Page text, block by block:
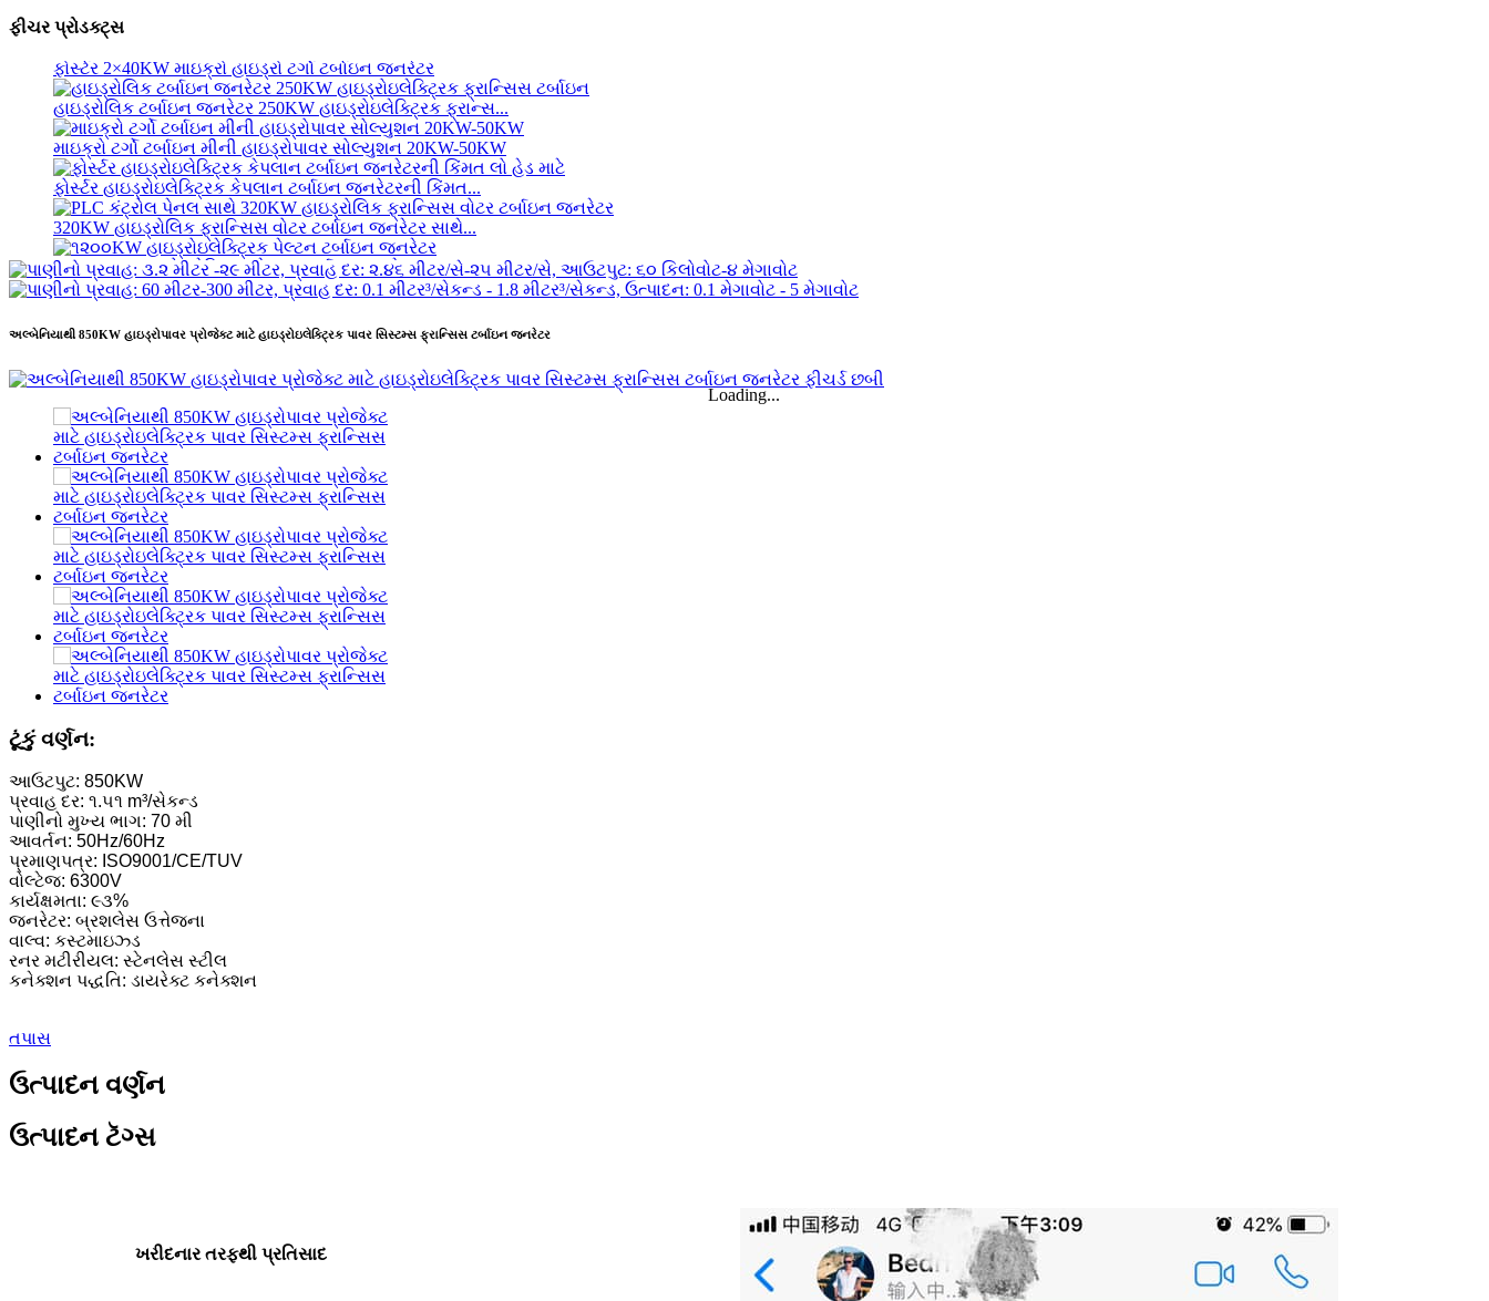
ફીચર પ્રોડક્ટ્સ
નાનું 10kW 12kW 15kW 20kW માઇક્રો હાઇડ્રો ફિક્સ્ડ બ્લેડ કા...
ફોર્સ્ટર 2×40KW માઇક્રો હાઇડ્રો ટર્ગો ટર્બાઇન જનરેટર
હાઇડ્રોલિક ટર્બાઇન જનરેટર 250KW હાઇડ્રોઇલેક્ટ્રિક ફ્રાન્સ...
માઇક્રો ટર્ગો ટર્બાઇન મીની હાઇડ્રોપાવર સોલ્યુશન 20KW-50KW
ફોર્સ્ટર હાઇડ્રોઇલેક્ટ્રિક કેપલાન ટર્બાઇન જનરેટરની કિંમત...
320KW હાઇડ્રોલિક ફ્રાન્સિસ વોટર ટર્બાઇન જનરેટર સાથે...
૧૨૦૦KW હાઇડ્રોઇલેક્ટ્રિક પેલ્ટન ટર્બાઇન જનરેટર
વૈકલ્પિક ઉર્જા હાઇડ્રોઇલેક્ટ્રિક જનરેટર 500KW ફ્રેમવર્ક...
ઓછી સિવિલ બાંધકામ કિંમત ઉચ્ચ કાર્યક્ષમતા ઓછી ગરમી...
20 ફૂટ 250KWh 582KWh કન્ટેનરાઇઝ્ડ લિથિયમ-આયન બેટરી...
નાનું 10kW 12kW 15kW 20kW માઇક્રો હાઇડ્રો ફિક્સ્ડ બ્લેડ કા...
ફોર્સ્ટર 2×40KW માઇક્રો હાઇડ્રો ટર્ગો ટર્બાઇન જનરેટર
હાઇડ્રોલિક પ્રોપેલર ટર્બાઇન 100kW કેપલાન ટર્બાઇન જનરલ...
2200kW હાઇડ્રો પાવર પેલ્ટન વોટર વ્હીલ ટર્બાઇન જનરેટર
નાના કેપલાન ટર્બાઇન 10KW 12KW 15KW માઇક્રો હાઇડ્રોપાવર...
હાઇડ્રોઇલેક્ટ્રિક સાધનો ઉત્પાદક હાઇડ્રોલિક ફ્રાન્સ...
હાઇડ્રોઇલેક્ટ્રિક પાવર સિસ્ટમ્સ ફ્રાન્સિસ ટર્બાઇન જનરેટર...
100KW 500KW 1MW 2MW હાઇડ્રોલિક ફ્રાન્સિસ ટર્બાઇન કિંમત...
હાઇડ્રોલિક ટર્બાઇન જનરેટર 250KW હાઇડ્રોઇલેક્ટ્રિક ફ્રાન્સ...
માઇક્રો ટર્ગો ટર્બાઇન મીની હાઇડ્રોપાવર સોલ્યુશન 20KW-50KW
ફોર્સ્ટર હાઇડ્રોઇલેક્ટ્રિક કેપલાન ટર્બાઇન જનરેટરની કિંમત...
320KW હાઇડ્રોલિક ફ્રાન્સિસ વોટર ટર્બાઇન જનરેટર સાથે...
૧૨૦૦KW હાઇડ્રોઇલેક્ટ્રિક પેલ્ટન ટર્બાઇન જનરેટર
વૈકલ્પિક ઉર્જા હાઇડ્રોઇલેક્ટ્રિક જનરેટર 500KW ફ્રેમવર્ક...
ઓછી સિવિલ બાંધકામ કિંમત ઉચ્ચ કાર્યક્ષમતા ઓછી ગરમી...
ફોર્સ્ટર 2×40KW માઇક્રો હાઇડ્રો ટર્ગો ટર્બાઇન જનરેટર
હાઇડ્રોલિક ટર્બાઇન જનરેટર 250KW હાઇડ્રોઇલેક્ટ્રિક ફ્રાન્સ...
320KW હાઇડ્રોલિક ફ્રાન્સિસ વોટર ટર્બાઇન જનરેટર સાથે...
અલ્બેનિયાથી 850KW હાઇડ્રોપાવર પ્રોજેક્ટ માટે હાઇડ્રોઇલેક્ટ્રિક પાવર સિસ્ટમ્સ ફ્રાન્સિસ ટર્બાઇન જનરેટર
Loading...
ટૂંકું વર્ણન:
આઉટપુટ: 850KW
પ્રવાહ દર: ૧.૫૧ m³/સેકન્ડ
પાણીનો મુખ્ય ભાગ: 70 મી
આવર્તન: 50Hz/60Hz
પ્રમાણપત્ર: ISO9001/CE/TUV
વોલ્ટેજ: 6300V
કાર્યક્ષમતા: ૯૩%
જનરેટર: બ્રશલેસ ઉત્તેજના
વાલ્વ: કસ્ટમાઇઝ્ડ
રનર મટીરીયલ: સ્ટેનલેસ સ્ટીલ
કનેક્શન પદ્ધતિ: ડાયરેક્ટ કનેક્શન
તપાસ
ઉત્પાદન વર્ણન
ઉત્પાદન ટૅગ્સ
ખરીદનાર તરફથી પ્રતિસાદ